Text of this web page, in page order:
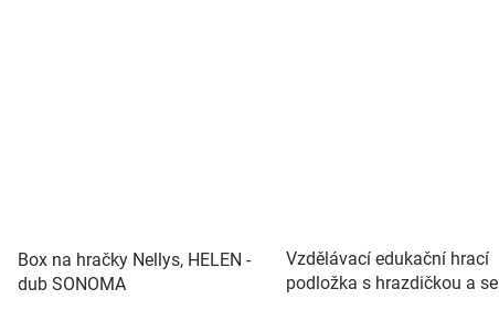
Box na hračky Nellys, HELEN -
dub SONOMA
Vzdělávací edukační hrací
podložka s hrazdičkou a se